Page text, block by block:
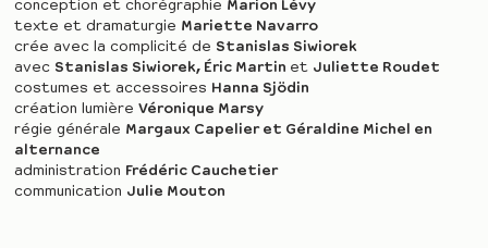
conception et chorégraphie Marion Lévy
texte et dramaturgie Mariette Navarro
crée avec la complicité de Stanislas Siwiorek
avec Stanislas Siwiorek, Éric Martin et Juliette Roudet
costumes et accessoires Hanna Sjödin
création lumière Véronique Marsy
régie générale Margaux Capelier et Géraldine Michel en
alternance
administration Frédéric Cauchetier
communication Julie Mouton